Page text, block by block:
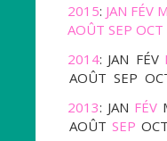
2015: JAN FÉV
AOÛT SEP OCT
2014: JAN FÉV
AOÛT SEP
2013: JAN FÉV
AOÛT SEP OCT